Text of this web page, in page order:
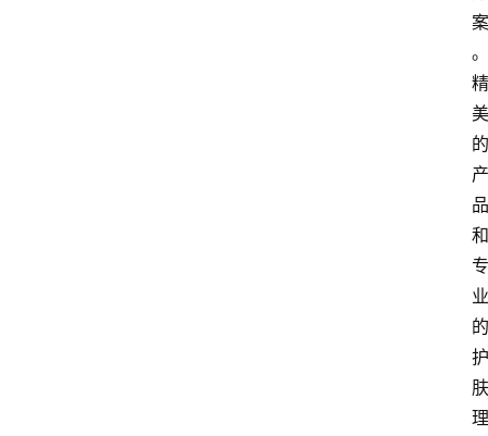
案
。
精
美
的
产
品
和
专
业
的
护
肤
理